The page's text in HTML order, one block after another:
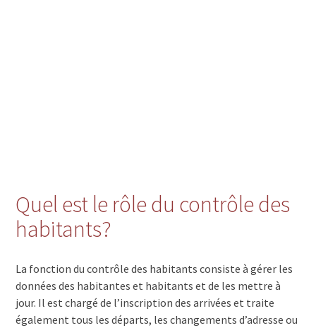
Quel est le rôle du contrôle des
habitants?
La fonction du contrôle des habitants consiste à gérer les
données des habitantes et habitants et de les mettre à
jour. Il est chargé de l’inscription des arrivées et traite
également tous les départs, les changements d’adresse ou